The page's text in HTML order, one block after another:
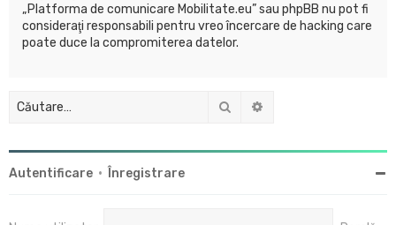
„Platforma de comunicare Mobilitate.eu” sau phpBB nu pot fi
consideraţi responsabili pentru vreo încercare de hacking care
poate duce la compromiterea datelor.
Căutare
Autentificare • Înregistrare